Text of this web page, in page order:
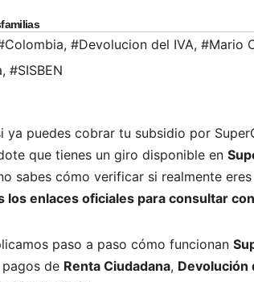
, #Devolucion del IVA, #Mario
, #SISBEN
ya puedes cobrar tu subsidio por
que tienes un giro disponible en
sabes cómo verificar si realmente
los enlaces oficiales para consultar
paso a paso cómo funcionan
de Renta Ciudadana, Devolución